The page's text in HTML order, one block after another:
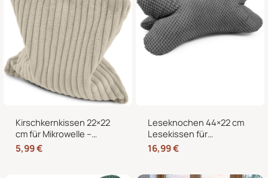
Kirschkernkissen 22×22
cm für Mikrowelle –
Körnerkissen als
Wärmekissen und
5,99€
Leseknochen 44×22 cm
Lesekissen für
Erwachsene –
Nackenkissen in
16,99€